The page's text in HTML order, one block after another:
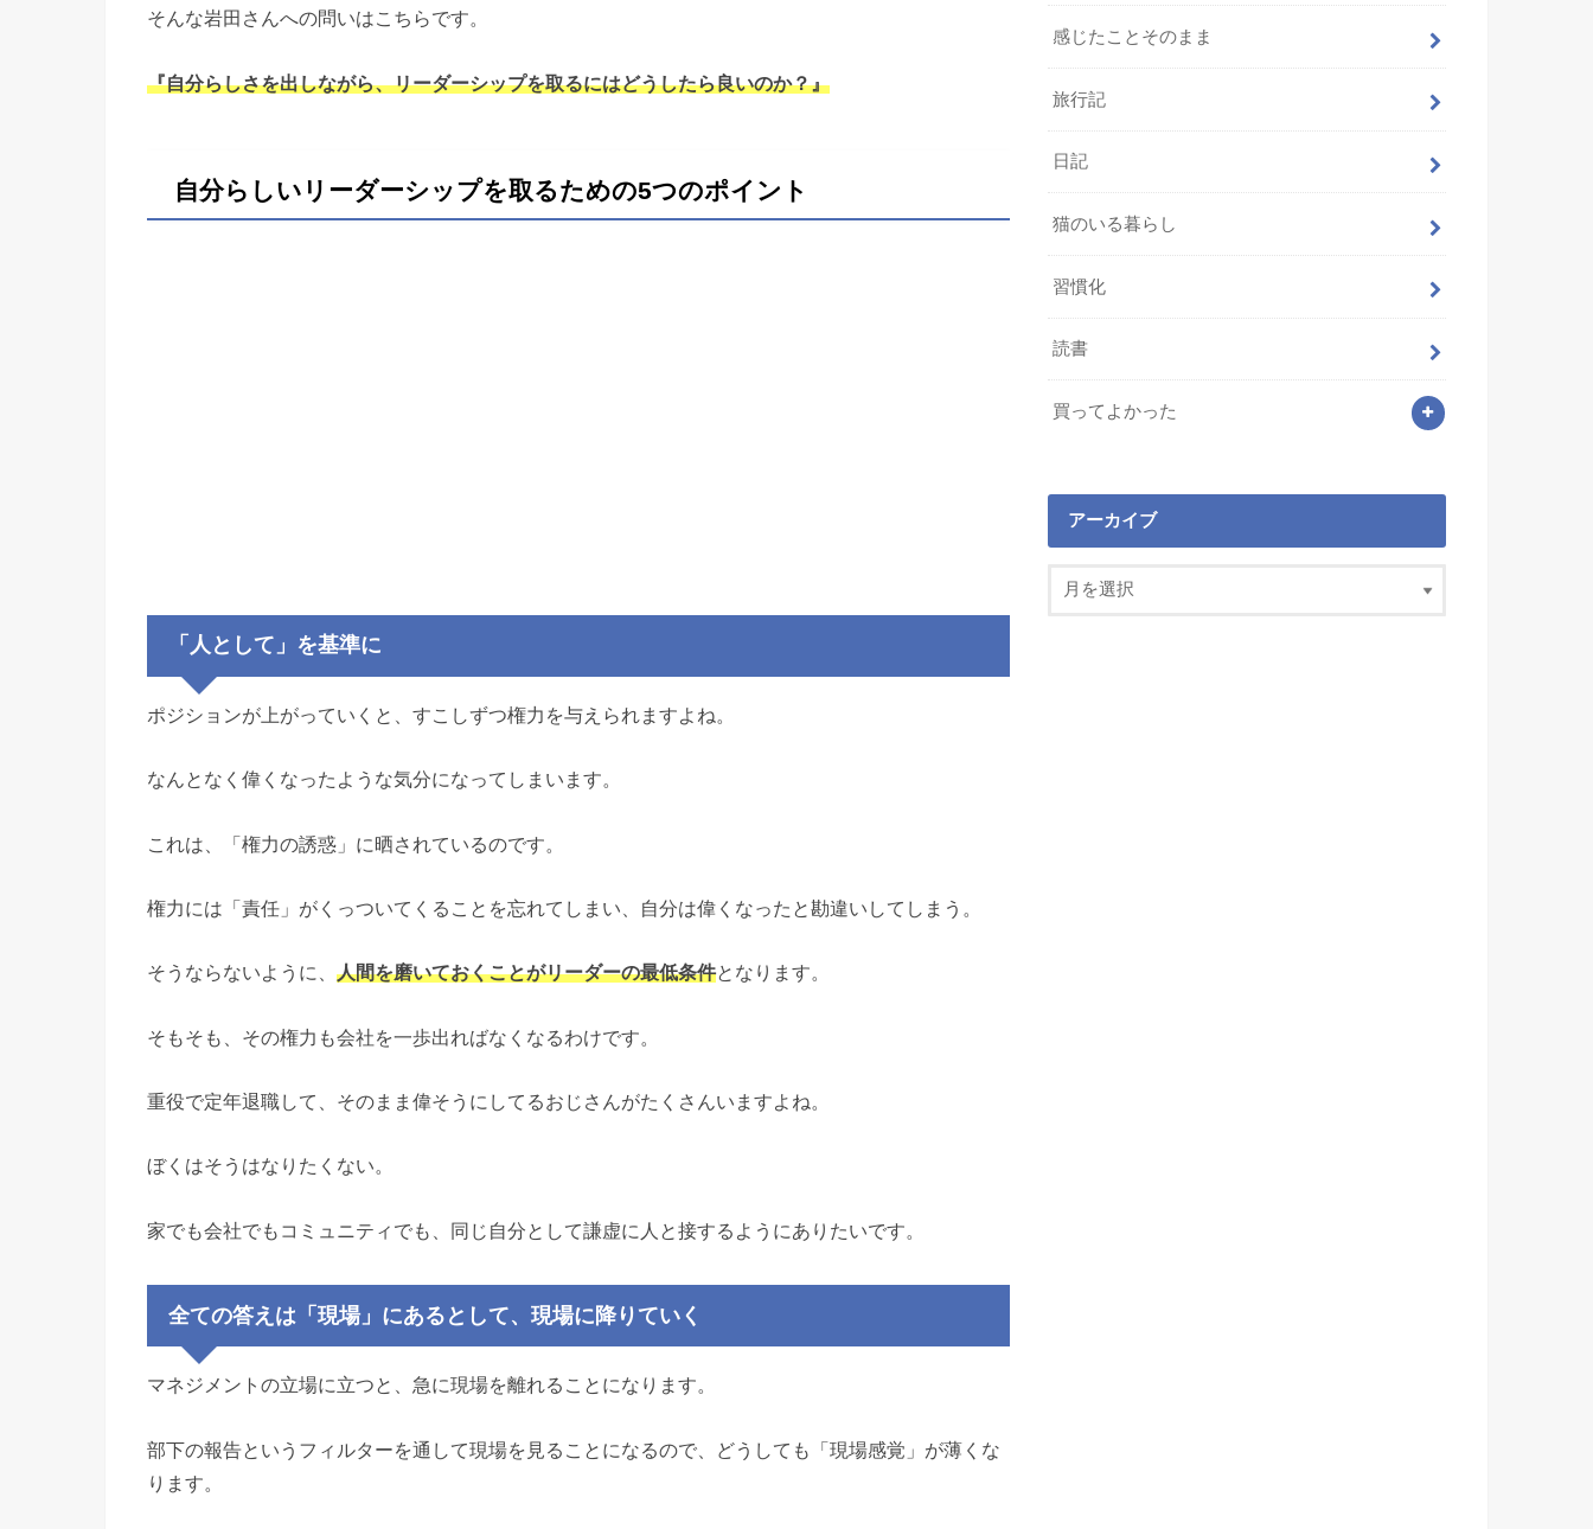
そんな岩田さんへの問いはこちらです。
『自分らしさを出しながら、リーダーシップを取るにはどうしたら良いのか？』
自分らしいリーダーシップを取るための5つのポイント
「人として」を基準に
ポジションが上がっていくと、すこしずつ権力を与えられますよね。
なんとなく偉くなったような気分になってしまいます。
これは、「権力の誘惑」に晒されているのです。
権力には「責任」がくっついてくることを忘れてしまい、自分は偉くなったと勘違いしてしまう。
そうならないように、 人間を磨いておくことがリーダーの最低条件となります。
そもそも、その権力も会社を一歩出ればなくなるわけです。
重役で定年退職して、そのまま偉そうにしてるおじさんがたくさんいますよね。
ぼくはそうはなりたくない。
家でも会社でもコミュニティでも、同じ自分として謙虚に人と接するようにありたいです。
全ての答えは「現場」にあるとして、現場に降りていく
マネジメントの立場に立つと、急に現場を離れることになります。
部下の報告というフィルターを通して現場を見ることになるので、どうしても「現場感覚」が薄くな
ります。
感じたことそのまま
旅行記
日記
猫のいる暮らし
習慣化
読書
買ってよかった
アーカイブ